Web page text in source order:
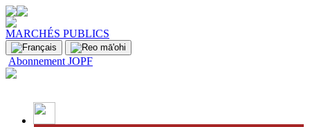
MARCHÉS PUBLICS
Abonnement JOPF